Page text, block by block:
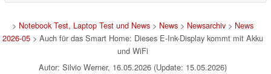
> Notebook Test, Laptop Test und News> News> Newsarchiv> News
2026-05> Auch für das Smart Home: Dieses E-Ink-Display kommt mit Akku
und WiFi
Autor: Silvio Werner, 16.05.2026 (Update: 15.05.2026)